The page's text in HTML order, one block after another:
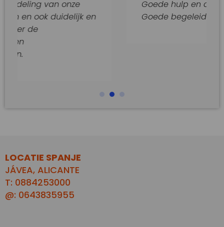
onze
duidelijk en
Goede hulp en adviezen.
Goede begeleiding van dit
LOCATIE SPANJE
JÁVEA, ALICANTE
T: 0884253000
@: 0643835955